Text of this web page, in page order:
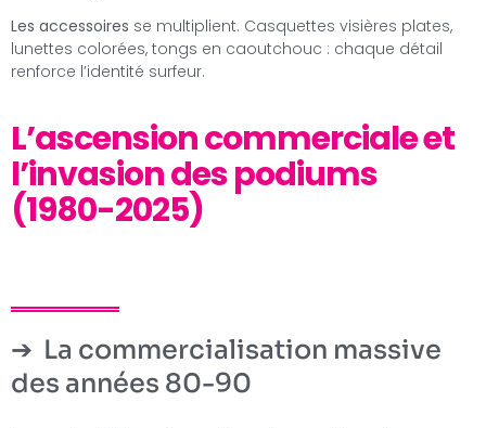
Les accessoires se multiplient. Casquettes visières plates,
lunettes colorées, tongs en caoutchouc : chaque détail
renforce l’identité surfeur.
L’ascension commerciale et
l’invasion des podiums
(1980-2025)
La commercialisation massive
des années 80-90